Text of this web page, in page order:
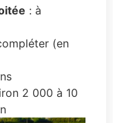
: à
(en
2 000 à 10